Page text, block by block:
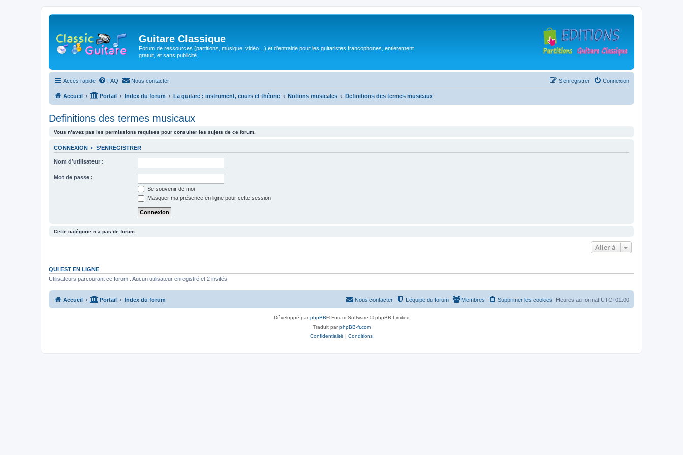
Guitare Classique
Forum de ressources (partitions, musique, vidéo…) et d'entraide pour les guitaristes francophones, entièrement
gratuit, et sans publicité.
Accès rapide FAQ Nous contacter Connexion
S’enregistrer
Accueil Portail Index du forum La guitare : instrument, cours et théorie Notions musicales Definitions des termes musicaux
Definitions des termes musicaux
Vous n’avez pas les permissions requises pour consulter les sujets de ce forum.
CONNEXION • S’ENREGISTRER
Nom d’utilisateur :
Mot de passe :
Se souvenir de moi
Masquer ma présence en ligne pour cette session
Cette catégorie n’a pas de forum.
Aller à
QUI EST EN LIGNE
Utilisateurs parcourant ce forum : Aucun utilisateur enregistré et 2 invités
Accueil Portail Index du forum Heures au format UTC+01:00
Supprimer les cookies
Membres
L’équipe du forum
Nous contacter
Développé parphpBB® Forum Software © phpBB Limited
Traduit parphpBB-fr.com
Confidentialité | Conditions